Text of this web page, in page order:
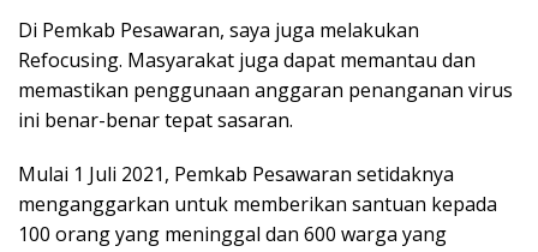
Di Pemkab Pesawaran, saya juga melakukan
Refocusing. Masyarakat juga dapat memantau dan
memastikan penggunaan anggaran penanganan virus
ini benar-benar tepat sasaran.
Mulai 1 Juli 2021, Pemkab Pesawaran setidaknya
menganggarkan untuk memberikan santuan kepada
100 orang yang meninggal dan 600 warga yang